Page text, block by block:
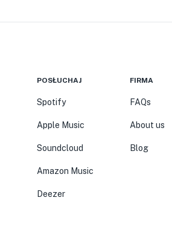
POSŁUCHAJ
Spotify
Apple Music
Soundcloud
Amazon Music
Deezer
FIRMA
FAQs
About us
Blog